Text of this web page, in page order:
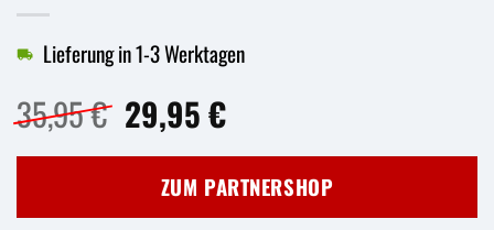
35,95€ Ursprünglicher
Preis
war:
35,95 €
29,95€Aktueller
ist:
29,95 €.
Lieferung in 1-3 Werktagen
ZUM PARTNERSHOP